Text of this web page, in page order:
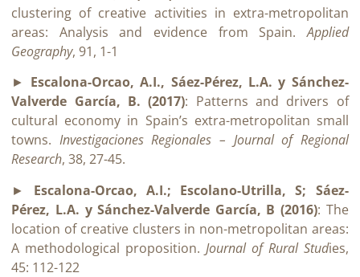
clustering of creative activities in extra-metropolitan
areas: Analysis and evidence from Spain.Applied
Geography, 91, 1-1
► Escalona-Orcao, A.I., Sáez-Pérez, L.A. y Sánchez-
Valverde García, B. (2017): Patterns and drivers of
cultural economy in Spain’s extra-metropolitan small
towns. Investigaciones Regionales – Journal of Regional
Research, 38, 27-45.
► Escalona-Orcao, A.I.; Escolano-Utrilla, S; Sáez-
Pérez, L.A. y Sánchez-Valverde García, B (2016): The
location of creative clusters in non-metropolitan areas:
A methodological proposition. Journal of Rural Studies,
45: 112-122